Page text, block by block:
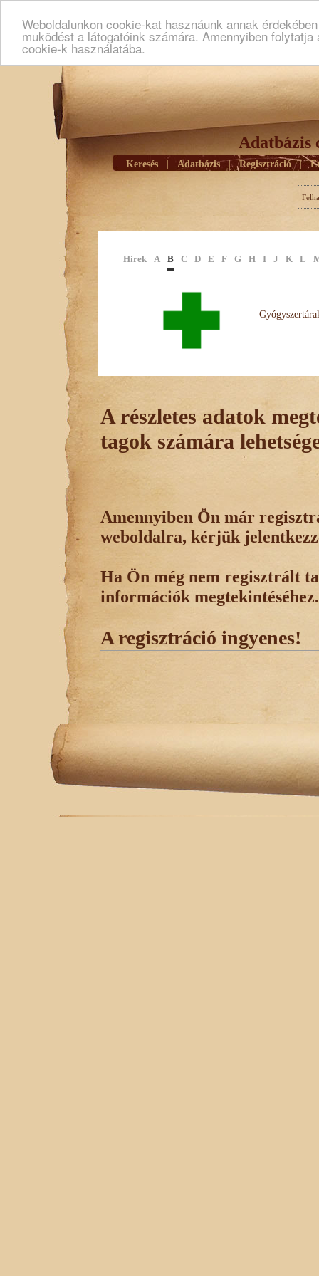
Weboldalunkon cookie-kat hasznáunk annak
muködést a látogatóink számára. Amennyiben
cookie-k használatába.
Adatbázis
Keresés Adatbázis | Regisztráció |
Hírek A B C D E F G H I J K L
A részletes adatok
tagok számára
Amennyiben Ön már
weboldalra, kérjük
Ha Ön még nem regisztrált
információk megtekintéséhez.
A regisztráció ingyenes!